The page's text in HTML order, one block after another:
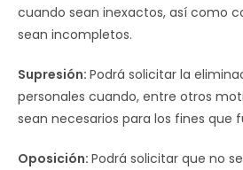
cuando sean inexactos, así como
sean incompletos.
Supresión: Podrá solicitar la
personales cuando, entre otros
sean necesarios para los fines que
Oposición: Podrá solicitar que no